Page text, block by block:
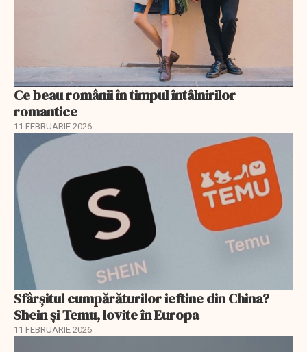
Ce beau românii în timpul întâlnirilor
romantice
11 FEBRUARIE 2026
Sfârșitul cumpărăturilor ieftine din China?
Shein și Temu, lovite în Europa
11 FEBRUARIE 2026